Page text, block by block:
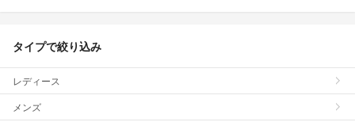
タイプで絞り込み
レディース
メンズ